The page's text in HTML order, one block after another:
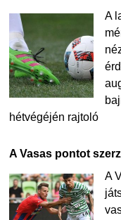
A
hétvégéjén rajtoló
A Vasas pontot
A